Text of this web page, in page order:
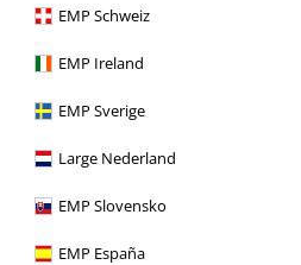
EMP Schweiz
EMP Ireland
EMP Sverige
Large Nederland
EMP Slovensko
EMP España
€ 39,99
met capuchon